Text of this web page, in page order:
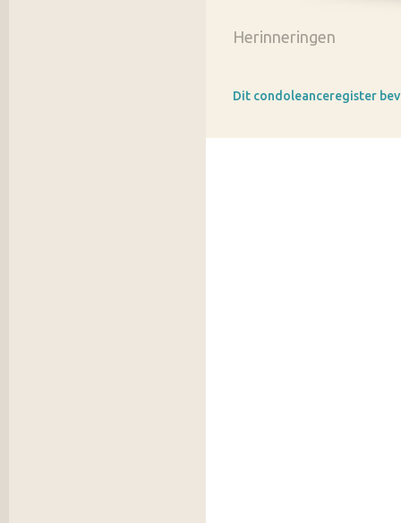
Herinneringen
Dit condoleanceregister